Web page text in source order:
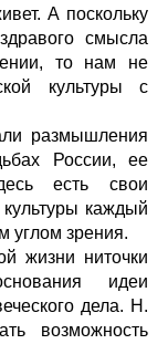
А поскольку
смысла
то нам не
культуры с
размышления
России, ее
есть свои
каждый
углом зрения.
жизни ниточки
идеи
дела. Н.
возможность